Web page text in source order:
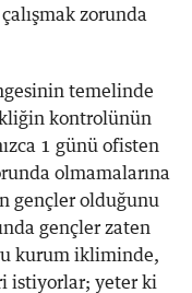
zorunda
temelinde
kontrolünün
1 günü ofisten
olmamalarına
gençler olduğunu
gençler zaten
kurum ikliminde,
istiyorlar; yeter ki